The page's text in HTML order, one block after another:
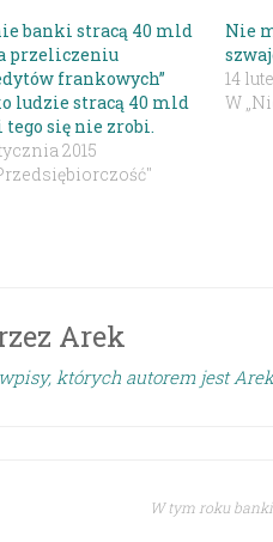
banki stracą 40 mld
przeliczeniu
frankowych”
ludzie stracą 40 mld
tego się nie zrobi.
2015
Nie
14
W
Arek
których autorem jest Arek
W tym roku